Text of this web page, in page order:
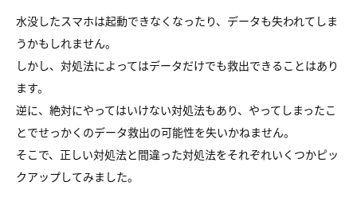
水没したスマホは起動できなくなったり、データも失われてしま
うかもしれません。
しかし、対処法によってはデータだけでも救出できることはあり
ます。
逆に、絶対にやってはいけない対処法もあり、やってしまったこ
とでせっかくのデータ救出の可能性を失いかねません。
そこで、正しい対処法と間違った対処法をそれぞれいくつかピッ
クアップしてみました。